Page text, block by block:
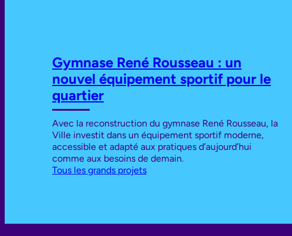
Gymnase René Rousseau : un
nouvel équipement sportif pour le
quartier
Avec la reconstruction du gymnase René Rousseau, la
Ville investit dans un équipement sportif moderne,
accessible et adapté aux pratiques d’aujourd’hui
comme aux besoins de demain.
Tous les grands projets